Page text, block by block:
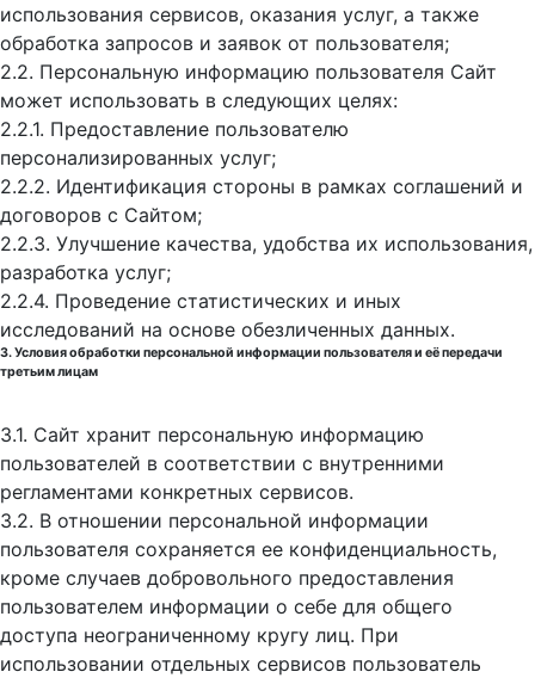
использования сервисов, оказания услуг, а также
обработка запросов и заявок от пользователя;
2.2. Персональную информацию пользователя Сайт
может использовать в следующих целях:
2.2.1. Предоставление пользователю
персонализированных услуг;
2.2.2. Идентификация стороны в рамках соглашений и
договоров с Сайтом;
2.2.3. Улучшение качества, удобства их использования,
разработка услуг;
2.2.4. Проведение статистических и иных
исследований на основе обезличенных данных.
3. Условия обработки персональной информации пользователя и её передачи
третьим лицам
3.1. Сайт хранит персональную информацию
пользователей в соответствии с внутренними
регламентами конкретных сервисов.
3.2. В отношении персональной информации
пользователя сохраняется ее конфиденциальность,
кроме случаев добровольного предоставления
пользователем информации о себе для общего
доступа неограниченному кругу лиц. При
использовании отдельных сервисов пользователь